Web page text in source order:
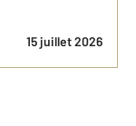
15 juillet 2026